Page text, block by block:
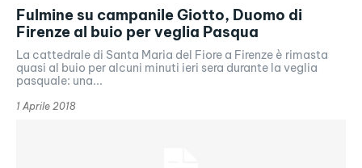
Fulmine su campanile Giotto, Duomo di
Firenze al buio per veglia Pasqua
La cattedrale di Santa Maria del Fiore a Firenze è rimasta
quasi al buio per alcuni minuti ieri sera durante la veglia
pasquale: una...
1 Aprile 2018